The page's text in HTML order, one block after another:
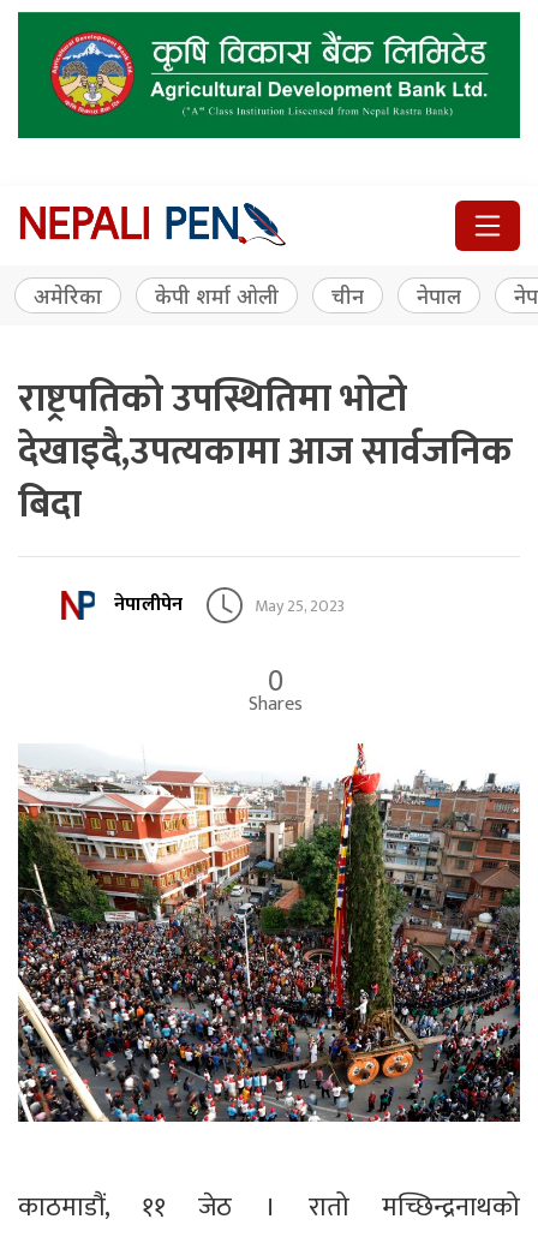
अमेरिका केपी शर्मा ओली चीन नेपाल
राष्ट्रपतिको उपस्थितिमा भोटो
देखाइदै,उपत्यकामा आज सार्वजनिक
बिदा
नेपालीपेन May 25, 2023
0
Shares
काठमाडौं, ११ जेठ । रातो मच्छिन्द्रनाथको